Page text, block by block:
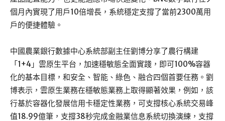
個月內實現了用戶10倍增長，系統穩定支撐了當前2300萬用
戶的便捷體驗。
中國農業銀行數據中心系統部副主任劉博分享了農行構建
「1+4」雲原生平台，加速穩敏態全面實踐，即可100%容器
化的基本目標，和安全、智能、綠色、融合四個首要任務。劉
博表示，雲原生業務在穩敏態業務上取得顯著效果，例如，該
行基於容器化發展信用卡穩定性業務，可支撐核心系統交易峰
值18.99億筆，支撐38秒完成金融業信息系統切換演練，支撐